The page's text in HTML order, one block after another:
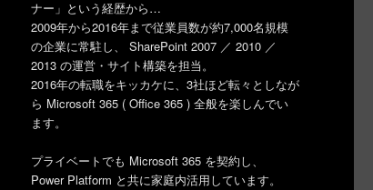
ナー」という経歴から…
2009年から2016年まで従業員数が約7,000名規模
の企業に常駐し、 SharePoint 2007 ／ 2010 ／
2013 の運営・サイト構築を担当。
2016年の転職をキッカケに、3社ほど転々としなが
ら Microsoft 365 ( Office 365 ) 全般を楽しんでい
ます。
プライベートでも Microsoft 365 を契約し、
Power Platform と共に家庭内活用しています。